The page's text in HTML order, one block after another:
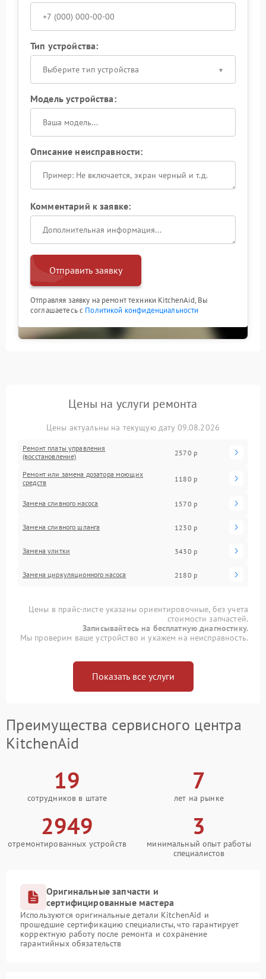
Тип устройства:
Выберите тип устройства
Модель устройства:
Описание неисправности:
Комментарий к заявке:
Отправить заявку
Отправляя заявку на ремонт техники KitchenAid, Вы
соглашаетесь с Политикой конфиденциальности
Цены на услуги ремонта
Цены актуальны на текущую дату 09.08.2026
Ремонт платы управления
(восстановление)
2570 р
Ремонт или замена дозатора моющих
средств
1180 р
Замена сливного насоса 1570 р
Замена сливного шланга 1230 р
Замена улитки 3430 р
Замена циркуляционного насоса 2180 р
Цены в прайс-листе указаны ориентировочные, без учета
стоимости запчастей.
Записывайтесь на бесплатную диагностику.
Мы проверим ваше устройство и укажем на неисправность.
Показать все услуги
Преимущества сервисного центра
KitchenAid
19
сотрудников в штате
7
лет на рынке
2949
отремонтированных устройств
3
минимальный опыт работы
специалистов
Оригинальные запчасти и
сертифицированные мастера
Используются оригинальные детали KitchenAid и
прошедшие сертификацию специалисты, что гарантирует
корректную работу после ремонта и сохранение
гарантийных обязательств